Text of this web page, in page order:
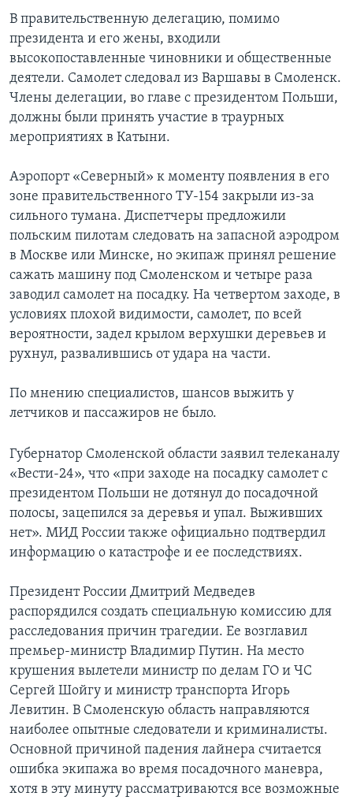
СОЦИАЛЬНЫЕ СЕТИ
Языки
В правительственную делегацию, помимо
президента и его жены, входили
высокопоставленные чиновники и общественные
деятели. Самолет следовал из Варшавы в Смоленск.
Члены делегации, во главе с президентом Польши,
должны были принять участие в траурных
мероприятиях в Катыни.
Аэропорт «Северный» к моменту появления в его
зоне правительственного ТУ-154 закрыли из-за
сильного тумана. Диспетчеры предложили
польским пилотам следовать на запасной аэродром
в Москве или Минске, но экипаж принял решение
сажать машину под Смоленском и четыре раза
заводил самолет на посадку. На четвертом заходе, в
условиях плохой видимости, самолет, по всей
вероятности, задел крылом верхушки деревьев и
рухнул, развалившись от удара на части.
По мнению специалистов, шансов выжить у
летчиков и пассажиров не было.
Губернатор Смоленской области заявил телеканалу
«Вести-24», что «при заходе на посадку самолет с
президентом Польши не дотянул до посадочной
полосы, зацепился за деревья и упал. Выживших
нет». МИД России также официально подтвердил
информацию о катастрофе и ее последствиях.
Президент России Дмитрий Медведев
распорядился создать специальную комиссию для
расследования причин трагедии. Ее возглавил
премьер-министр Владимир Путин. На место
крушения вылетели министр по делам ГО и ЧС
Сергей Шойгу и министр транспорта Игорь
Левитин. В Смоленскую область направляются
наиболее опытные следователи и криминалисты.
Основной причиной падения лайнера считается
ошибка экипажа во время посадочного маневра,
хотя в эту минуту рассматриваются все возможные